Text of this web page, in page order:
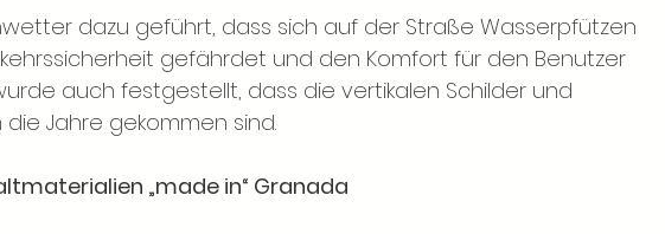
dazu geführt, dass sich auf der Straße Wasserpfützen
gefährdet und den Komfort für den Benutzer
auch festgestellt, dass die vertikalen Schilder und
Jahre gekommen sind.
„made in“ Granada